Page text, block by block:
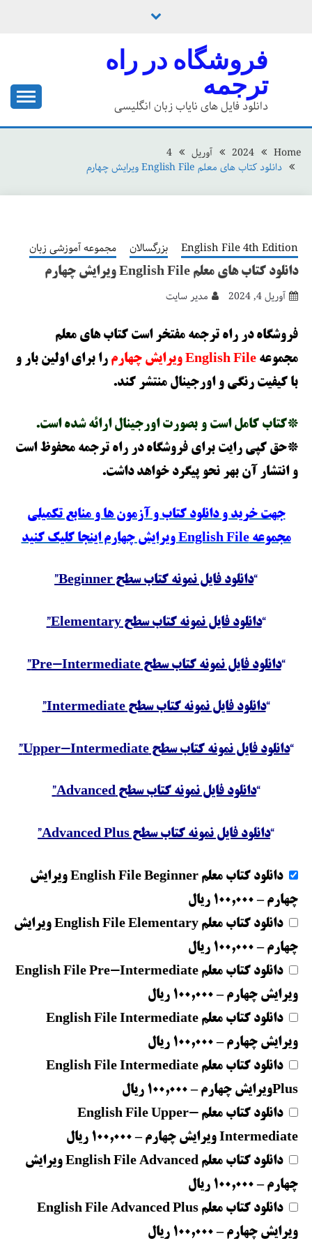
فروشگاه در راه
ترجمه
دانلود فایل های نایاب زبان انگلیسی
Home
2024 آوریل
4
دانلود کتاب های معلم English File ویرایش چهارم
English File 4th Edition بزرگسالان مجموعه آموزشی زبان
دانلود کتاب های معلم English File ویرایش چهارم
آوریل 4, 2024 مدیر سایت
فروشگاه در راه ترجمه مفتخر است کتاب های معلم
مجموعه
English File ویرایش چهارم را برای اولین بار و
با کیفیت رنگی و اورجینال منتشر کند.
*کتاب کامل است و بصورت اورجینال ارائه شده است.
*حق کپی رایت برای فروشگاه در راه ترجمه محفوظ است
و انتشار آن بهر نحو پیگرد خواهد داشت.
جهت خرید و دانلود کتاب و آزمون ها و منابع تکمیلی
مجموعه English File ویرایش چهارم اینجا کلیک کنید
“دانلود فایل نمونه کتاب سطح Beginner”
“دانلود فایل نمونه کتاب سطح Elementary”
“دانلود فایل نمونه کتاب سطح Pre-Intermediate”
“دانلود فایل نمونه کتاب سطح Intermediate”
“دانلود فایل نمونه کتاب سطح Upper-Intermediate”
“دانلود فایل نمونه کتاب سطح Advanced”
“دانلود فایل نمونه کتاب سطح Advanced Plus”
دانلود کتاب معلم English File Beginner ویرایش
چهارم – 100,000 ریال
دانلود کتاب معلم English File Elementary ویرایش
چهارم – 100,000 ریال
دانلود کتاب معلم English File Pre-Intermediate
ویرایش چهارم – 100,000 ریال
دانلود کتاب معلم English File Intermediate
ویرایش چهارم – 100,000 ریال
دانلود کتاب معلم English File Intermediate
Plusویرایش چهارم
– 100,000 ریال
دانلود کتاب معلم English File Upper-
Intermediate ویرایش چهارم
– 100,000 ریال
دانلود کتاب معلم English File Advanced ویرایش
چهارم – 100,000 ریال
دانلود کتاب معلم English File Advanced Plus
ویرایش چهارم – 100,000 ریال